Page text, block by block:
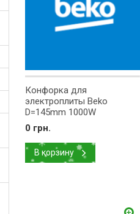
Конфорка для
электроплиты Beko
D=145mm 1000W
162951302
0 грн.
В корзину